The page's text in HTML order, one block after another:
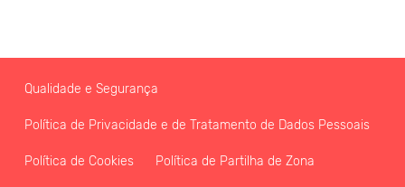
Qualidade e Segurança
Política de Privacidade e de Tratamento de Dados Pessoais
Política de Cookies Política de Partilha de Zona